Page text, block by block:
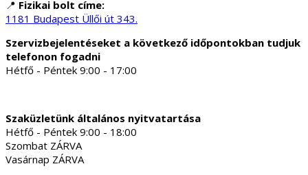
📍 Fizikai bolt címe:
1181 Budapest Üllői út 343.
Szervizbejelentéseket a következő időpontokban tudjuk
telefonon fogadni
Hétfő - Péntek 9:00 - 17:00
Szaküzletünk általános nyitvatartása
Hétfő - Péntek 9:00 - 18:00
Szombat ZÁRVA
Vasárnap ZÁRVA